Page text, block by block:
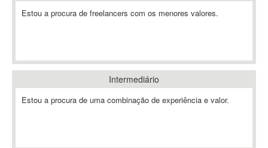
A2Billing
ABAP
ABBYY FineReader
Estou a procura de freelancers com os menores valores.
Intermediário
Estou a procura de uma combinação de experiência e valor.